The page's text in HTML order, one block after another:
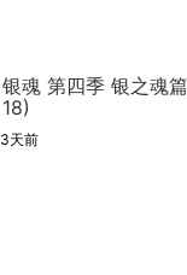
银魂 第四季 银之魂
18)
3天前